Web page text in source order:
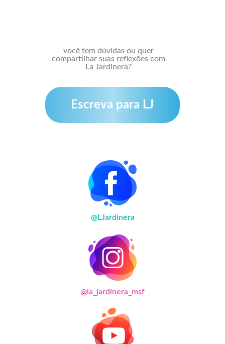
você tem dúvidas ou quer
compartilhar suas reflexões com
La Jardinera?
Escreva para LJ
@LJardinera
@la_jardinera_msf